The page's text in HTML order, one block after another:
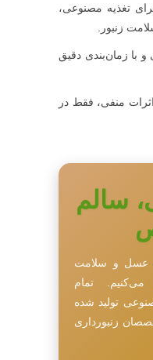
تغذیه مصنوعی،
زنبور.
با زمان‌بندی دقیق
منفی، فقط در
سالم
عسل و سلامت
تمام
تولید شده
زنبورداری